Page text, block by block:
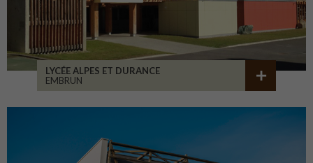
LYCÉE ALPES ET DURANCE
EMBRUN